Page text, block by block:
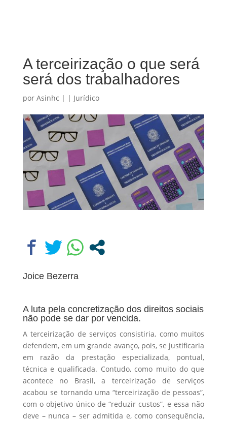
A terceirização o que será
será dos trabalhadores
por Asinhc | | Jurídico
Joice Bezerra
A luta pela concretização dos direitos sociais
não pode se dar por vencida.
A terceirização de serviços consistiria, como muitos
defendem, em um grande avanço, pois, se justificaria
em razão da prestação especializada, pontual,
técnica e qualificada. Contudo, como muito do que
acontece no Brasil, a terceirização de serviços
acabou se tornando uma “terceirização de pessoas”,
com o objetivo único de “reduzir custos”, e essa não
deve – nunca – ser admitida e, como consequência,